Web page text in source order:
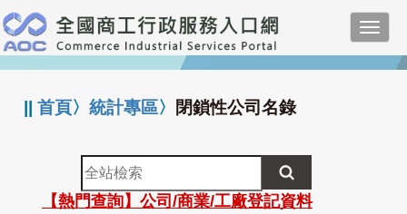
跳
到
主
要
:::
||首頁〉統計專區〉 閉鎖性公司名錄
全
站
檢
【熱門查詢】公司/商業/工廠登記資料